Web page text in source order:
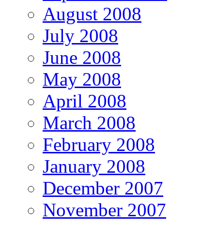
August 2008
July 2008
June 2008
May 2008
April 2008
March 2008
February 2008
January 2008
December 2007
November 2007